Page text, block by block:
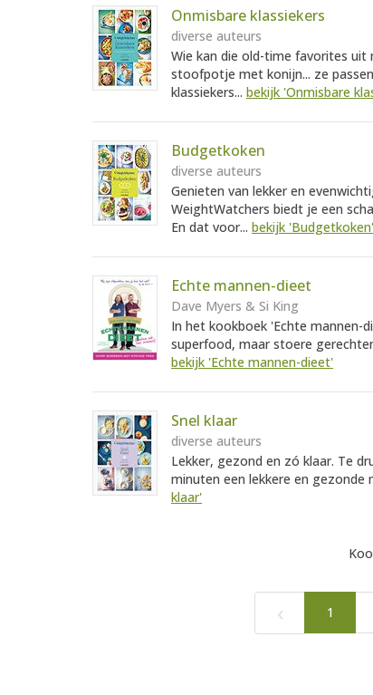
Onmisbare klassiekers
diverse auteurs
Wie kan die old-time favorites
stoofpotje met konijn... ze
klassiekers... bekijk 'Onmisbare
Budgetkoken
diverse auteurs
Genieten van lekker en
WeightWatchers biedt je een
En dat voor... bekijk 'Budgetkoken'
Echte mannen-dieet
Dave Myers & Si King
In het kookboek 'Echte mannen-
superfood, maar stoere
bekijk 'Echte mannen-dieet'
Snel klaar
diverse auteurs
Lekker, gezond en zó klaar. Te
minuten een lekkere en gezonde
klaar'
‹ 1